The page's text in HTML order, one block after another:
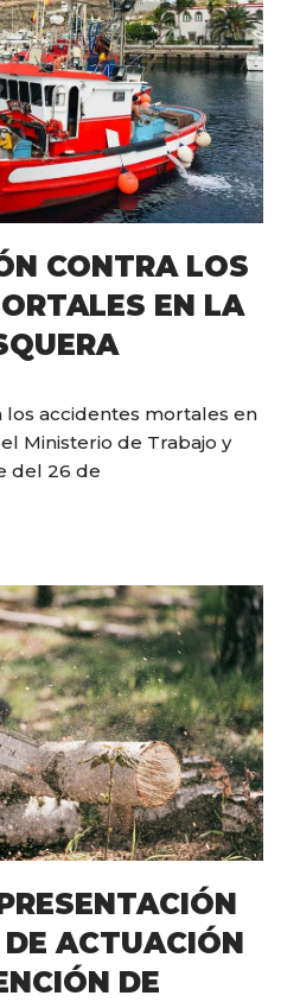
CONTRA LOS
EN LA
accidentes mortales en
Ministerio de Trabajo y
del 26 de
ACTUACIÓN
DE